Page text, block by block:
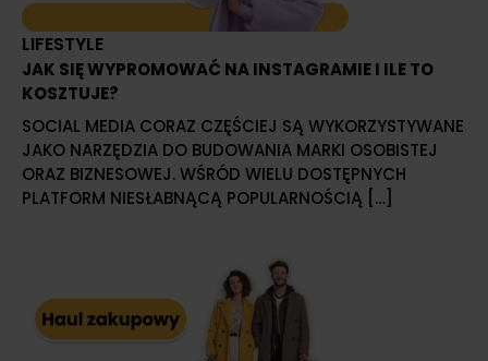
LIFESTYLE
JAK SIĘ WYPROMOWAĆ NA INSTAGRAMIE I ILE TO
KOSZTUJE?
SOCIAL MEDIA CORAZ CZĘŚCIEJ SĄ WYKORZYSTYWANE
JAKO NARZĘDZIA DO BUDOWANIA MARKI OSOBISTEJ
ORAZ BIZNESOWEJ. WŚRÓD WIELU DOSTĘPNYCH
PLATFORM NIESŁABNĄCĄ POPULARNOŚCIĄ […]